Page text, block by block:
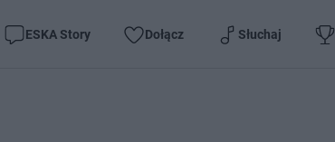
ESKA Story Dołącz Słuchaj